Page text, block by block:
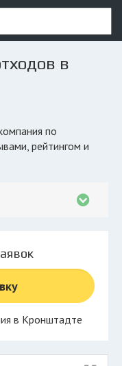
в
рейтингом и
в Кронштадте